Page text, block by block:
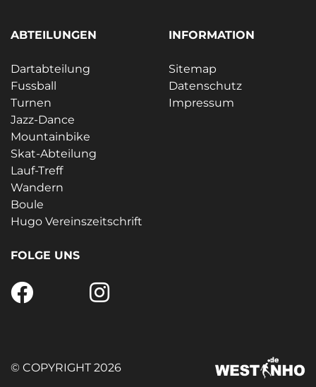
ABTEILUNGEN
Dartabteilung
Fussball
Turnen
Jazz-Dance
Mountainbike
Skat-Abteilung
Lauf-Treff
Wandern
Boule
Hugo Vereinszeitschrift
INFORMATION
Sitemap
Datenschutz
Impressum
FOLGE UNS
© COPYRIGHT 2026